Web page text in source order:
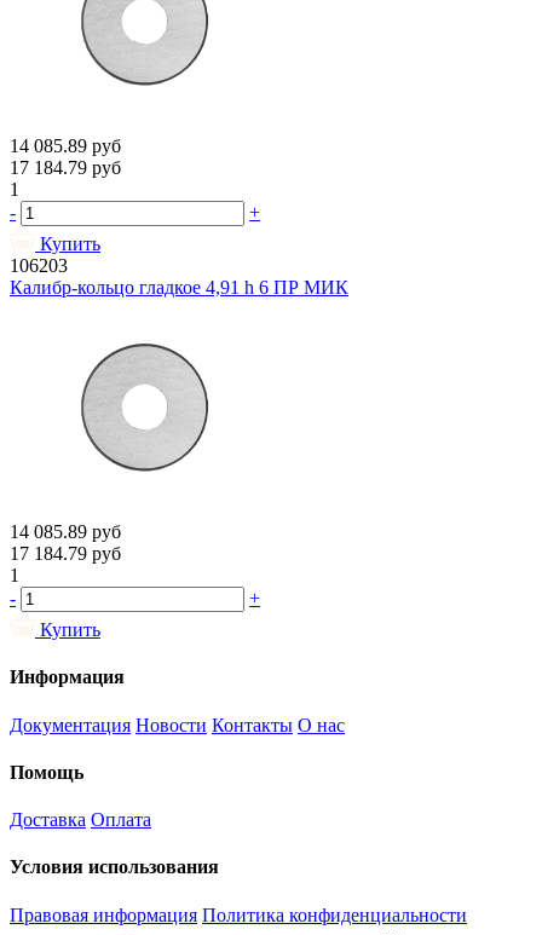
14 085.89 руб
17 184.79 руб
1
-
+
Купить
106203
Калибр-кольцо гладкое 4,91 h 6 ПР МИК
14 085.89 руб
17 184.79 руб
1
-
+
Купить
Информация
Документация Новости Контакты О нас
Помощь
Доставка Оплата
Условия использования
Правовая информация Политика конфиденциальности